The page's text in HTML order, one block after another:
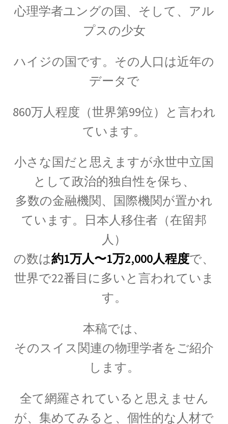
歴史的な集合写真
1927年10月開催
【第五回ソルベー会議】
Ａ＝マリ・アンペール
17世紀生まれの
物理学者のまとめ
18世紀生まれの
物理学者のまとめ
20世紀生まれの
物理学者の纏め
レンツ_Heinrich Friedrich Emil Lenz【変動磁場_誘導
心理学者ユングの国、そして、アル
プスの少女
ハイジの国です。その人口は近年の
データで
860万人程度（世界第99位）と言われ
ています。
小さな国だと思えますが永世中立国
として政治的独自性を保ち、
多数の金融機関、 国際機関が置かれ
ています。 日本人移住者（在留邦
人）
の数は約1万人〜1万2,000人程度で、
世界で22番目に多いと言われていま
す。
本稿では、
そのスイス関連の物理学者をご紹介
します。
全て網羅されていると思えません
が、集めてみると、個性的な人材で